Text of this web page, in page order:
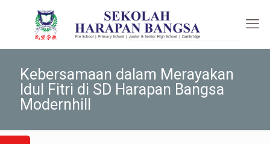
Kebersamaan dalam Merayakan
Idul Fitri di SD Harapan Bangsa
Modernhill